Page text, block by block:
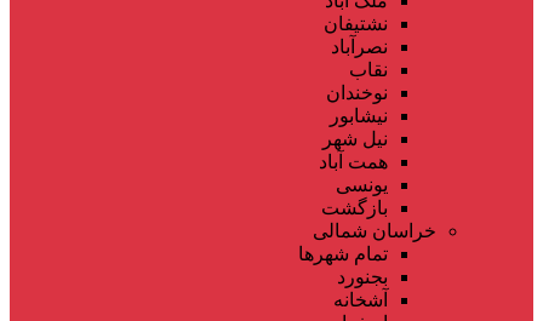
نشتیفان
نصرآباد
نقاب
نوخندان
نیشابور
نیل شهر
همت آباد
یونسی
بازگشت
خراسان شمالی
تمام شهر‌ها
بجنورد
آشخانه